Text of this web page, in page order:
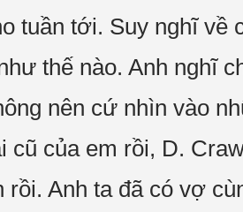
tuần tới. Suy nghĩ về
thế nào. Anh nghĩ
nên cứ nhìn vào
cũ của em rồi, D.
rồi. Anh ta đã có vợ